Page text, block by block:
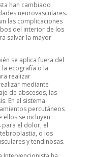
han cambiado
neurovasculares.
las complicaciones
del interior de los
salvar la mayor
se aplica fuera del
ecografía o la
realizar
mediante
de abscesos, las
En el sistema
percutáneos
ellos se incluyen
el dolor, el
o los
y tendinosas.